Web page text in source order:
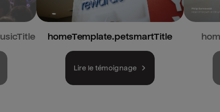
homeTemplate.petsmartTitle
Lire le témoignage